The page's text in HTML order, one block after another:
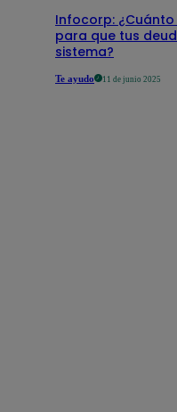
Infocorp: ¿Cuánto
para que tus
sistema?
Te ayudo 11 de junio 2025